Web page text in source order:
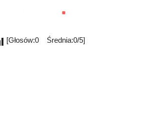
[Głosów:0 Średnia:0/5]